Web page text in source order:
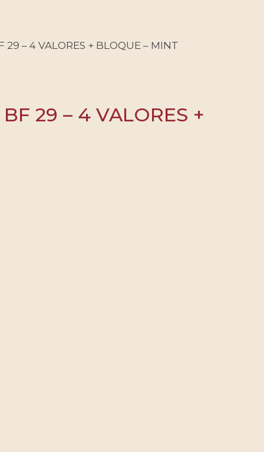
29 – 4 VALORES + BLOQUE – MINT
29 – 4 VALORES +